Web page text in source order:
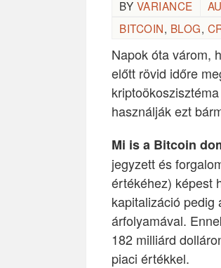
BY VARIANCE
BITCOIN, BLOG,
Napok óta várom,
előtt rövid időre
használják ezt
Mi is a Bitcoin
jegyzett és
értékéhez) képest
kapitalizáció pedig
árfolyamával.
182 milliárd
piaci értékkel.